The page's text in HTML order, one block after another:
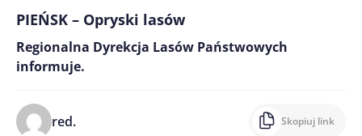
PIEŃSK – Opryski lasów
Regionalna Dyrekcja Lasów Państwowych
informuje.
red. Skopiuj link